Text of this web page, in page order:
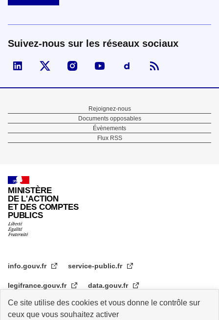
Ce site utilise des cookies et vous donne le contrôle sur
ceux que vous souhaitez activer
Suivez-nous sur les réseaux sociaux
Visiter la page Linked In de fonction publique
Visiter la page X de fonction publique
Visiter la page Instagram de fonction
Visiter la page You Tube de
Visiter la page
Pied
de
Rejoignez-nous
Documents opposables
Évènements
Flux RSS
MINISTÈRE
DE L'ACTION
ET DES COMPTES
PUBLICS
info.gouv.fr service-public.fr
legifrance.gouv.fr data.gouv.fr
transformation.gouv.fr